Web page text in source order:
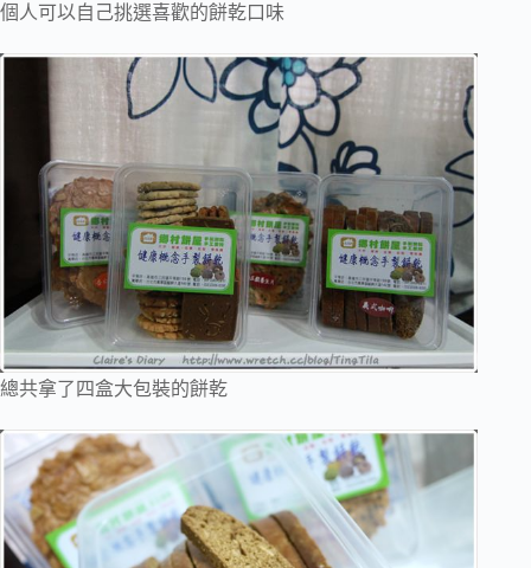
個人可以自己挑選喜歡的餅乾口味
總共拿了四盒大包裝的餅乾